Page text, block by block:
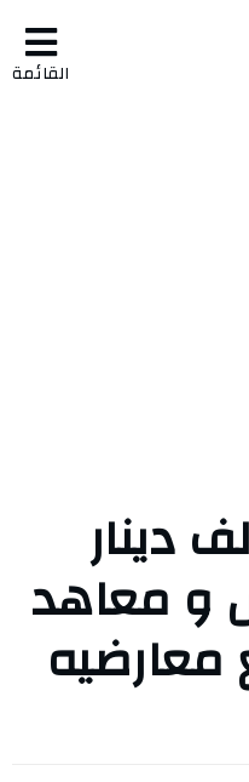
القائمة
100 ألف دينار
و معاهد
معارضيه